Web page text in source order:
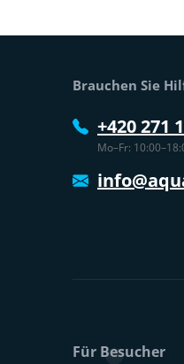
Brauchen Sie
+420 271
Mo–Fr:
Für Besucher